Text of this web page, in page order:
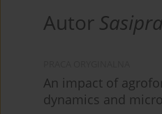
Autor
An impact of
dynamics and